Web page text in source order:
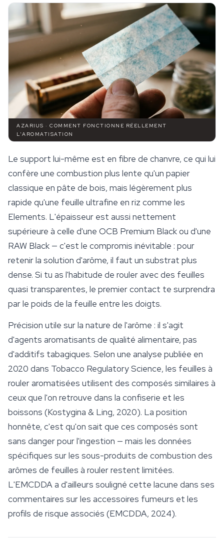
AZARIUS · COMMENT FONCTIONNE RÉELLEMENT
L'AROMATISATION
Le support lui-même est en fibre de chanvre, ce qui lui
confère une combustion plus lente qu'un papier
classique en pâte de bois, mais légèrement plus
rapide qu'une feuille ultrafine en riz comme les
Elements. L'épaisseur est aussi nettement
supérieure à celle d'une OCB Premium Black ou d'une
RAW Black — c'est le compromis inévitable : pour
retenir la solution d'arôme, il faut un substrat plus
dense. Si tu as l'habitude de rouler avec des feuilles
quasi transparentes, le premier contact te surprendra
par le poids de la feuille entre les doigts.
Précision utile sur la nature de l'arôme : il s'agit
d'agents aromatisants de qualité alimentaire, pas
d'additifs tabagiques. Selon une analyse publiée en
2020 dans Tobacco Regulatory Science, les feuilles à
rouleraromatisées utilisent des composés similaires à
ceux que l'on retrouve dans la confiserie et les
boissons (Kostygina & Ling, 2020). La position
honnête, c'est qu'on sait que ces composés sont
sans danger pour l'ingestion — mais les données
spécifiques sur les sous-produits de combustion des
arômes de feuilles à rouler restent limitées.
L'EMCDDA a d'ailleurs souligné cette lacune dans ses
commentaires sur les accessoires fumeurs et les
profils de risque associés (EMCDDA, 2024).